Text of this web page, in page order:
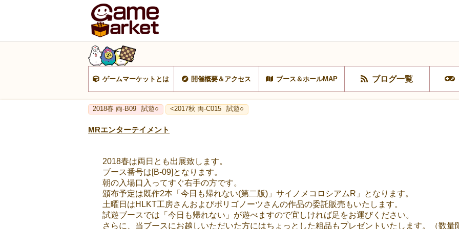
ゲームマーケットとは 開催概要＆アクセス ブース＆ホールMAP ブログ一覧
2018春 両-B09 試遊○ <2017秋 両-C015 試遊○
MRエンターテイメント
2018春は両日とも出展致します。
ブース番号は[B-09]となります。
朝の入場口入ってすぐ右手の方です。
頒布予定は既作2本「今日も帰れない(第二版)」サイノメコロシアムR」となります。
土曜日はHLKT工房さんおよびポリゴノーツさんの作品の委託販売もいたします。
試遊ブースでは「今日も帰れない」が遊べますので宜しければ足をお運びください。
さらに、当ブースにお越しいただいた方にはちょっとした粗品もプレゼントいたします。（数量